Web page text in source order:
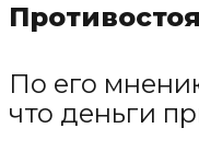
По его
что деньги